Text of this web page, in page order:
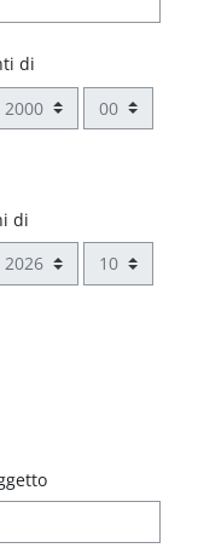
di
Anno Ora
di
Anno Ora